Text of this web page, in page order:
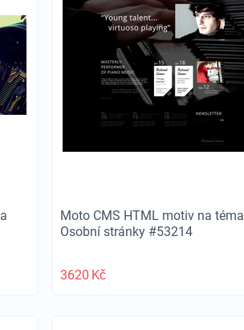
Moto CMS HTML motiv na téma
Osobní stránky #53214
3620 Kč